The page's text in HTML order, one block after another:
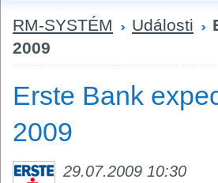
RM-SYSTÉM Události
2009
Erste Bank
2009
29.07.2009 10:30